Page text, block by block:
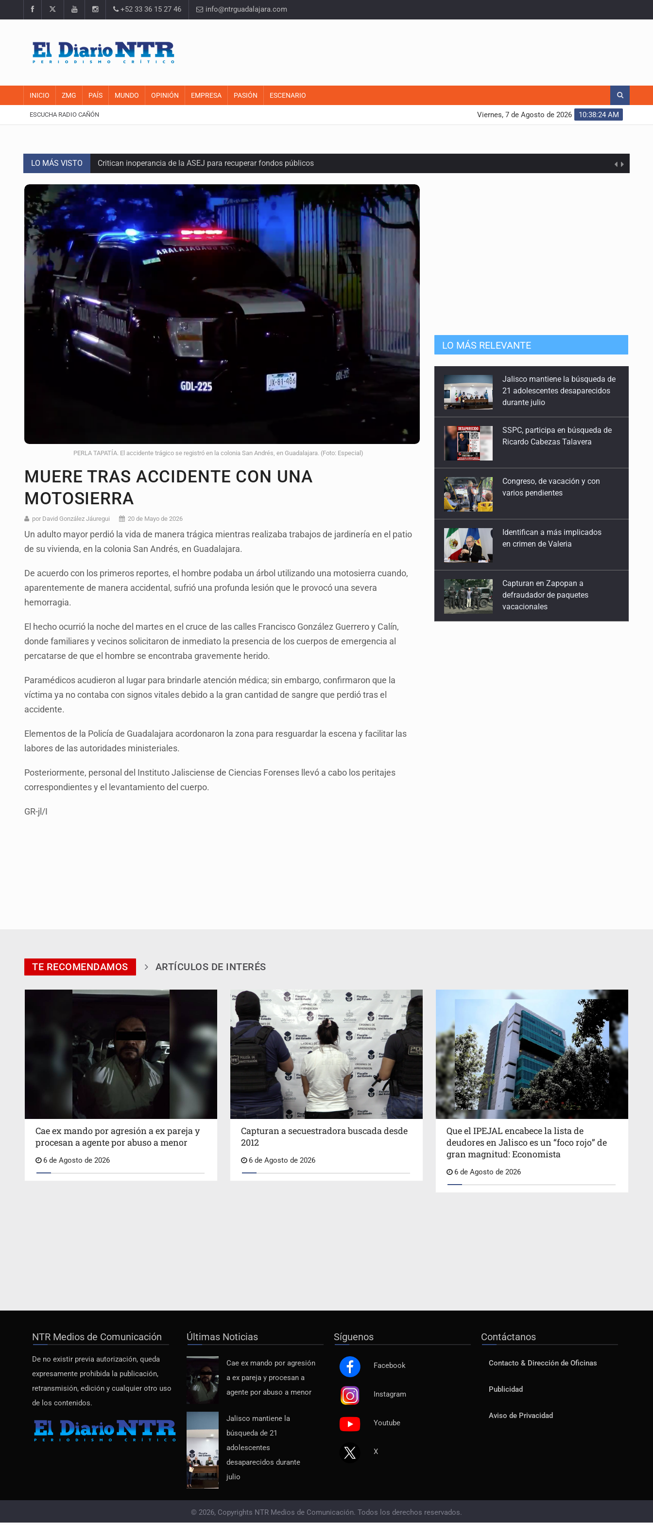
+52 33 36 15 27 46 info@ntrguadalajara.com
INICIO ZMG PAÍS MUNDO OPINIÓN EMPRESA PASIÓN ESCENARIO
ESCUCHA RADIO CAÑÓN 10:38:25 AM
Viernes, 7 de Agosto de 2026
LO MÁS VISTO Critican inoperancia de la ASEJ para recuperar fondos públicos
Catean centro de fraudes inmobiliarios en Zapopan
Ex policía es detenido por agresión y amenzas contra su pareja
Vecinos de Mirador de San Isidro denuncian tala; IJALVI lo niega
Reporta 627 acciones tras inundación en Balcones de Oblatos
SSPC, participa en búsqueda de Ricardo Cabezas Talavera
Proponen consulta popular por desarrollo de vivienda en Mirador de San Isidro
Identifican a más implicados en crimen de Valeria
Capturan a secuestradora buscada desde 2012
Que el IPEJAL encabece la lista de deudores en Jalisco es un “foco rojo” de gran magnitud: Economista
PERLA TAPATÍA. El accidente trágico se registró en la colonia San Andrés, en Guadalajara. (Foto: Especial)
MUERE TRAS ACCIDENTE CON UNA
MOTOSIERRA
por David González Jáuregui 20 de Mayo de 2026
Un adulto mayor perdió la vida de manera trágica mientras realizaba trabajos de jardinería en el patio
de su vivienda, en la colonia San Andrés, en Guadalajara.
De acuerdo con los primeros reportes, el hombre podaba un árbol utilizando una motosierra cuando,
aparentemente de manera accidental, sufrió una profunda lesión que le provocó una severa
hemorragia.
El hecho ocurrió la noche del martes en el cruce de las calles Francisco González Guerrero y Calín,
donde familiares y vecinos solicitaron de inmediato la presencia de los cuerpos de emergencia al
percatarse de que el hombre se encontraba gravemente herido.
Paramédicos acudieron al lugar para brindarle atención médica; sin embargo, confirmaron que la
víctima ya no contaba con signos vitales debido a la gran cantidad de sangre que perdió tras el
accidente.
Elementos de la Policía de Guadalajara acordonaron la zona para resguardar la escena y facilitar las
labores de las autoridades ministeriales.
Posteriormente, personal del Instituto Jalisciense de Ciencias Forenses llevó a cabo los peritajes
correspondientes y el levantamiento del cuerpo.
GR-jl/I
LO MÁS RELEVANTE
Jalisco mantiene la búsqueda de
21 adolescentes desaparecidos
durante julio
SSPC, participa en búsqueda de
Ricardo Cabezas Talavera
Congreso, de vacación y con
varios pendientes
Identifican a más implicados
en crimen de Valeria
Capturan en Zapopan a
defraudador de paquetes
vacacionales
TE RECOMENDAMOS ARTÍCULOS DE INTERÉS
Cae ex mando por agresión a ex pareja y
procesan a agente por abuso a menor
6 de Agosto de 2026
Capturan a secuestradora buscada desde
2012
6 de Agosto de 2026
Que el IPEJAL encabece la lista de
deudores en Jalisco es un “foco rojo” de
gran magnitud: Economista
6 de Agosto de 2026
NTR Medios de Comunicación
De no existir previa autorización, queda
expresamente prohibida la publicación,
retransmisión, edición y cualquier otro uso
de los contenidos.
Últimas Noticias
Cae ex mando por agresión
a ex pareja y procesan a
agente por abuso a menor
Jalisco mantiene la
búsqueda de 21
adolescentes
desaparecidos durante
julio
Síguenos
Facebook
Instagram
Youtube
X
Contáctanos
Contacto & Dirección de Oficinas
Publicidad
Aviso de Privacidad
© 2026, Copyrights NTR Medios de Comunicación. Todos los derechos reservados.